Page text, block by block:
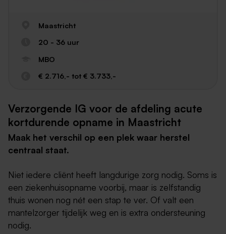
Maastricht
20 - 36 uur
MBO
€ 2.716,- tot € 3.733,-
Verzorgende IG voor de afdeling acute
kortdurende opname in Maastricht
Maak het verschil op een plek waar herstel
centraal staat.
Niet iedere cliënt heeft langdurige zorg nodig. Soms is
een ziekenhuisopname voorbij, maar is zelfstandig
thuis wonen nog nét een stap te ver. Of valt een
mantelzorger tijdelijk weg en is extra ondersteuning
nodig.